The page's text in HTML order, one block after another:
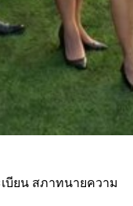
บียน สภาทนายความ